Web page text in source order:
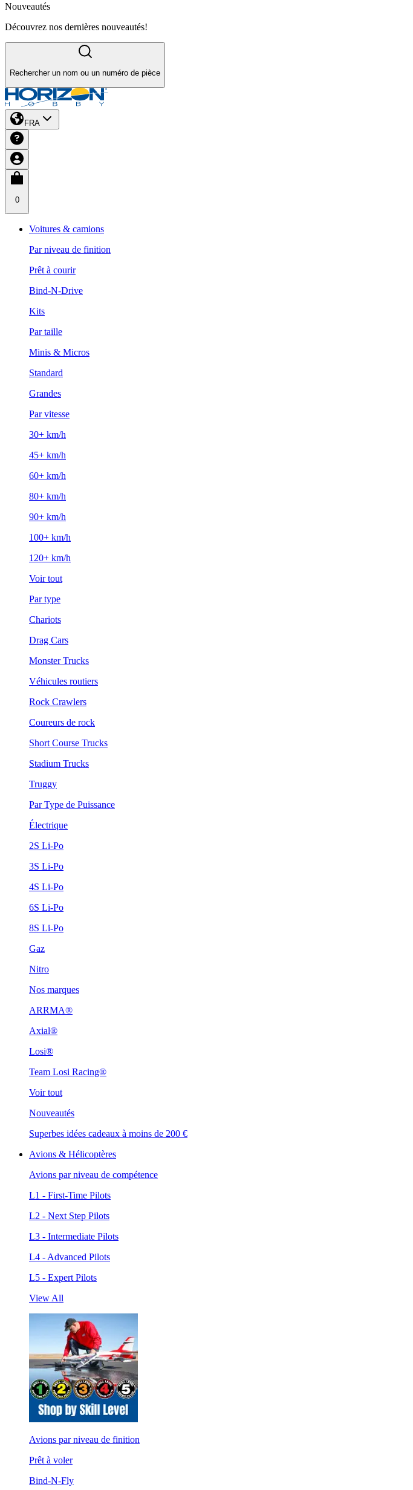
Nouveautés
Découvrez nos dernières nouveautés!
Rechercher un nom ou un numéro de pièce
FRA
0
Voitures & camions
Par niveau de finition
Prêt à courir
Bind-N-Drive
Kits
Par taille
Minis & Micros
Standard
Grandes
Par vitesse
30+ km/h
45+ km/h
60+ km/h
80+ km/h
90+ km/h
100+ km/h
120+ km/h
Voir tout
Par type
Chariots
Drag Cars
Monster Trucks
Véhicules routiers
Rock Crawlers
Coureurs de rock
Short Course Trucks
Stadium Trucks
Truggy
Par Type de Puissance
Électrique
2S Li-Po
3S Li-Po
4S Li-Po
6S Li-Po
8S Li-Po
Gaz
Nitro
Nos marques
ARRMA®
Axial®
Losi®
Team Losi Racing®
Voir tout
Nouveautés
Superbes idées cadeaux à moins de 200 €
Avions & Hélicoptères
Avions par niveau de compétence
L1 - First-Time Pilots
L2 - Next Step Pilots
L3 - Intermediate Pilots
L4 - Advanced Pilots
L5 - Expert Pilots
View All
Avions par niveau de finition
Prêt à voler
Bind-N-Fly